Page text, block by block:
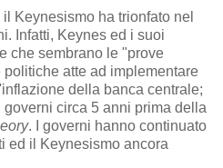
Keynesismo ha trionfato nel
Infatti, Keynes ed i suoi
che sembrano le "prove
atte ad implementare
della banca centrale;
governi circa 5 anni prima della
. I governi hanno continuato
ed il Keynesismo ancora